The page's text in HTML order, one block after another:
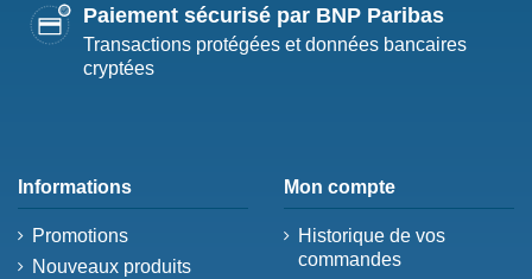
Paiement sécurisé par BNP Paribas
Transactions protégées et données bancaires
cryptées
Informations
Promotions
Nouveaux produits
Mon compte
Historique de vos
commandes